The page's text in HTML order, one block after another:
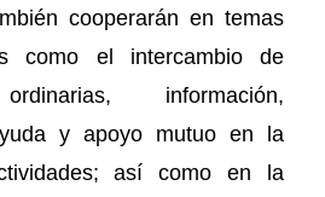
cooperarán en temas
como el intercambio de
información,
y apoyo mutuo en la
así como en la